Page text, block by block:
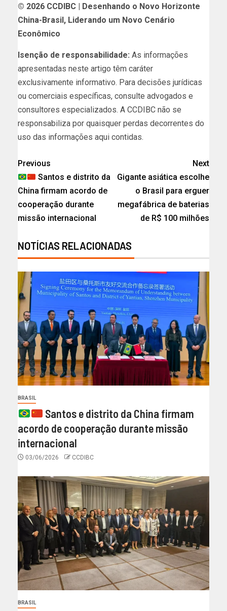
© 2026 CCDIBC | Desenhando o Novo Horizonte
China-Brasil, Liderando um Novo Cenário
Econômico
Isenção de responsabilidade: As informações
apresentadas neste artigo têm caráter
exclusivamente informativo. Para decisões jurídicas
ou comerciais específicas, consulte advogados e
consultores especializados. A CCDIBC não se
responsabiliza por quaisquer perdas decorrentes do
uso das informações aqui contidas.
Previous
Santos e distrito da
China firmam acordo de
cooperação durante
missão internacional
Next
Gigante asiática escolhe
o Brasil para erguer
megafábrica de baterias
de R$ 100 milhões
NOTÍCIAS RELACIONADAS
BRASIL
Santos e distrito da China firmam
acordo de cooperação durante missão
internacional
03/06/2026 CCDIBC
BRASIL